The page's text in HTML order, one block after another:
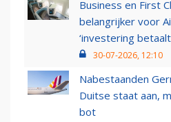
Business en First
belangrijker voor
‘investering betaalt
30-07-2026, 12:10
Nabestaanden
Duitse staat aan,
bot